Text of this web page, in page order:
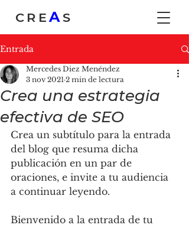
CREA S
Entrada
Crea una estrategia
efectiva de SEO
Mercedes Diez Menéndez
3 nov 2021 2 min de lectura
Crea un subtítulo para la entrada
del blog que resuma dicha
publicación en un par de
oraciones, e invite a tu audiencia
a continuar leyendo.
Bienvenido a la entrada de tu